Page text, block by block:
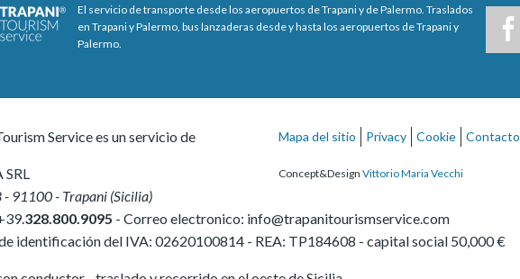
El servicio de transporte desde los aeropuertos de Trapani y de Palermo. Traslados
en Trapani y Palermo, bus lanzaderas desde y hasta los aeropuertos de Trapani y
Palermo.
Service es un servicio de
- 91100- Trapani (Sicilia)
328.800.9095 - Correo electronico: info@trapanitourismservice.com
identificación del IVA: 02620100814 - REA: TP184608 - capital social 50,000 €
Mapa del sitio Privacy Cookie Contacto
Concept&Design Vittorio Maria Vecchi